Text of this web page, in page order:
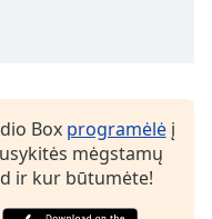
Box programėlėį
mėgstamų
ir kur būtumėte!